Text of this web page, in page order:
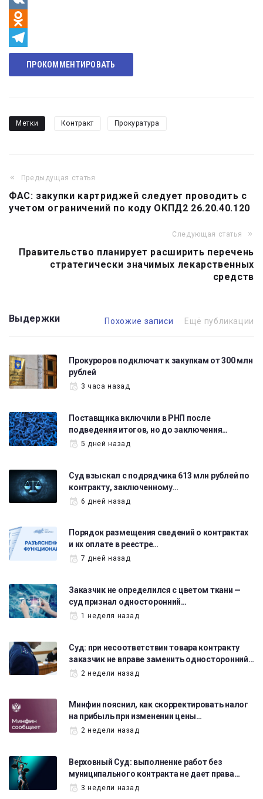
VK
Odnoklassniki
Telegram
ПРОКОММЕНТИРОВАТЬ
Метки Контракт Прокуратура
Навигация
по
записям
Предыдущая статья
ФАС: закупки картриджей следует проводить с
учетом ограничений по коду ОКПД2 26.20.40.120
Следующая статья
Правительство планирует расширить перечень
стратегически значимых лекарственных
средств
Выдержки Похожие записи Ещё публикации
Прокуроров подключат к закупкам от 300 млн
рублей
3 часа назад
Поставщика включили в РНП после
подведения итогов, но до заключения…
5 дней назад
Суд взыскал с подрядчика 613 млн рублей по
контракту, заключенному…
6 дней назад
Порядок размещения сведений о контрактах
и их оплате в реестре…
7 дней назад
Заказчик не определился с цветом ткани —
суд признал односторонний…
1 неделя назад
Суд: при несоответствии товара контракту
заказчик не вправе заменить односторонний…
2 недели назад
Минфин пояснил, как скорректировать налог
на прибыль при изменении цены…
2 недели назад
Верховный Суд: выполнение работ без
муниципального контракта не дает права…
3 недели назад